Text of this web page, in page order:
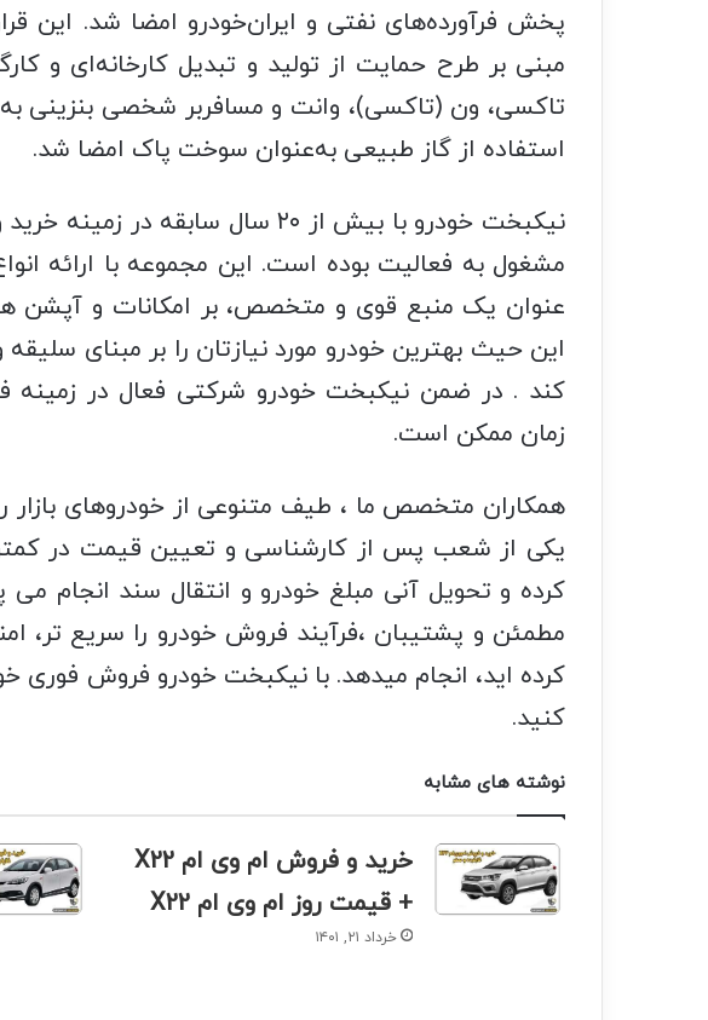
پخش فرآورده‌های نفتی و ایران‌خودرو امضا شد. این
مبنی بر طرح حمایت از تولید و تبدیل کارخانه‌ای و
تاکسی، ون (تاکسی)، وانت و مسافربر شخصی بنزینی
استفاده از گاز طبیعی به‌عنوان سوخت پاک امضا شد.
نیکبخت خودرو با بیش از ۲۰ سال
مشغول به فعالیت بوده است. این مجموعه با ارائه
عنوان یک منبع قوی و متخصص، بر امکانات و آپشن
این حیث بهترین خودرو مورد نیازتان را بر مبنای
کند . در ضمن نیکبخت خودرو شرکتی فعال در زمینه
زمان ممکن است.
همکاران متخصص ما ، طیف متنوعی از خودروهای بازار
کرده و تحویل آنی مبلغ خودرو و انتقال سند انجام
مطمئن و پشتیبان ،فرآیند فروش خودرو را سریع تر،
کرده اید، انجام میدهد. با نیکبخت خودرو فروش فوری
کنید.
نوشته های مشابه
خرید و فروش ام وی ام X22
+ قیمت روز ام وی ام X22
خرداد ۲۱, ۱۴۰۱